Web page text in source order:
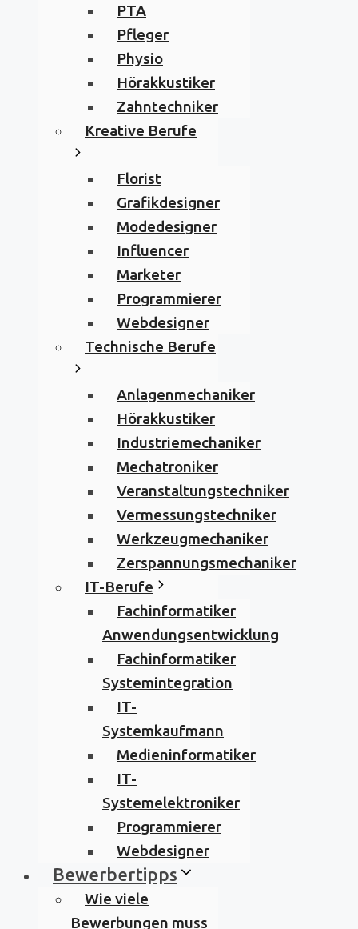
PTA
Pfleger
Physio
Hörakkustiker
Zahntechniker
Kreative Berufe
Florist
Grafikdesigner
Modedesigner
Influencer
Marketer
Programmierer
Webdesigner
Technische Berufe
Anlagenmechaniker
Hörakkustiker
Industriemechaniker
Mechatroniker
Veranstaltungstechniker
Vermessungstechniker
Werkzeugmechaniker
Zerspannungsmechaniker
IT-Berufe
Fachinformatiker
Anwendungsentwicklung
Fachinformatiker
Systemintegration
IT-
Systemkaufmann
Medieninformatiker
IT-
Systemelektroniker
Programmierer
Webdesigner
Bewerbertipps
Wie viele
Bewerbungen muss